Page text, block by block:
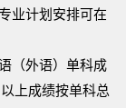
业计划安排可在
（外语）单科成
上成绩按单科总